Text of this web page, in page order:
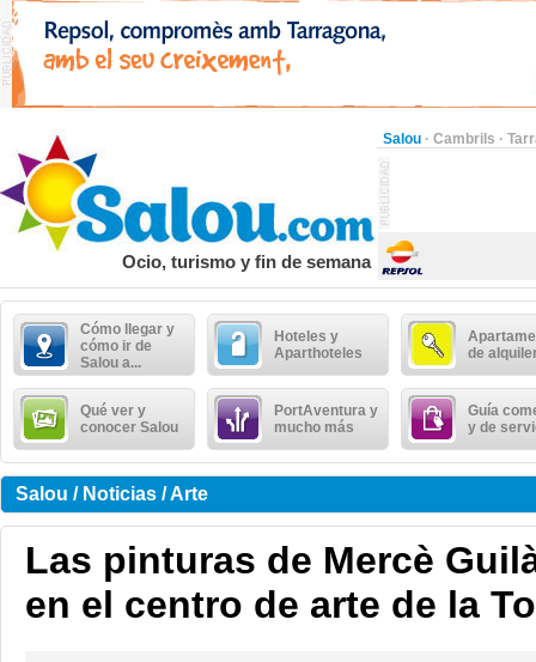
Salou · Cambrils ·
Ocio, turismo y fin de semana
Cómo llegar y
cómo ir de
Salou a...
Hoteles y
Aparthoteles
de
Qué ver y
conocer Salou
PortAventura y
mucho más
Guía
y de
Salou / Noticias / Arte
Las pinturas de Mercè
en el centro de arte de la